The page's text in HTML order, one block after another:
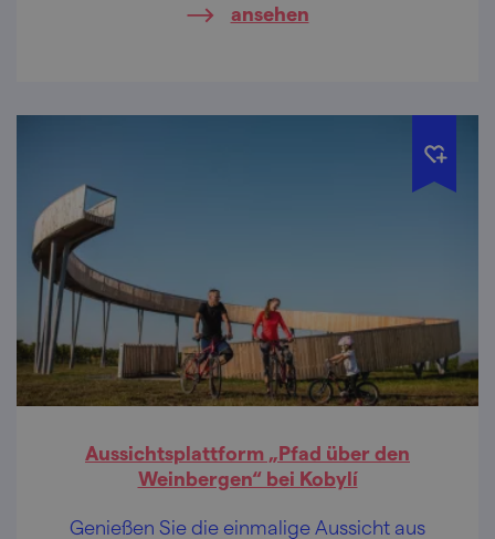
Sie Lust auf eine Nachtbesichtigung?
ansehen
Aussichtsplattform „Pfad über den
Weinbergen“ bei Kobylí
Genießen Sie die einmalige Aussicht aus